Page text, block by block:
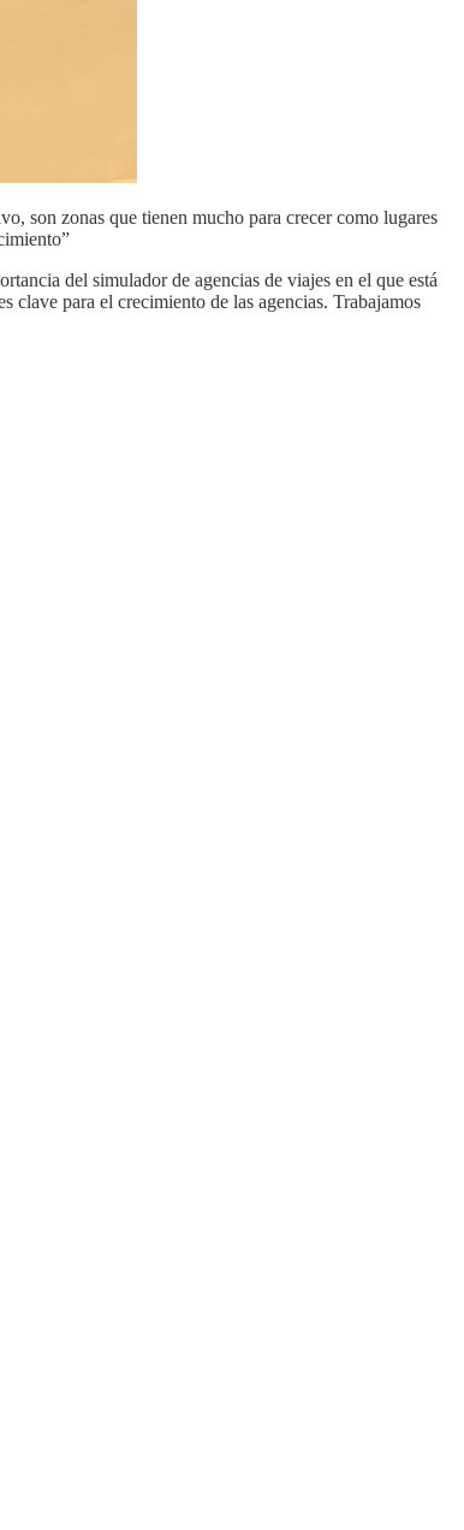
son zonas que tienen mucho para crecer como lugares
del simulador de agencias de viajes en el que está
para el crecimiento de las agencias. Trabajamos